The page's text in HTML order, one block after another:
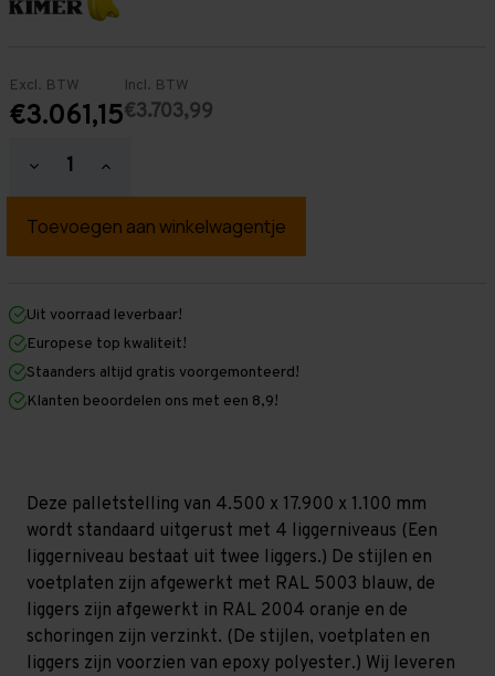
Excl. BTW
€3.061,15
Incl. BTW
€3.703,99
Hoeveelheid
verlagen
Palletstelling
mm
mm
x
1.100
mm
-
-
T80
Hoeveelheid
verhogen
Palletstelling
mm
mm
1.100
mm
(HxLxD)
-
T80
Uit voorraad leverbaar!
Europese top kwaliteit!
Staanders altijd gratis voorgemonteerd!
Klanten beoordelen ons met een 8,9!
Deze palletstelling van 4.500 x 17.900 x 1.100 mm
wordt standaard uitgerust met 4 liggerniveaus (Een
liggerniveau bestaat uit twee liggers.) De stijlen en
voetplaten zijn afgewerkt met RAL 5003 blauw, de
liggers zijn afgewerkt in RAL 2004 oranje en de
schoringen zijn verzinkt. (De stijlen, voetplaten en
liggers zijn voorzien van epoxy polyester.) Wij leveren